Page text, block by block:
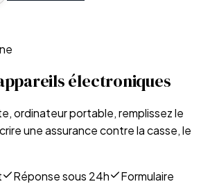
électroniques
ordinateur portable, remplissez le
une assurance contre la casse, le
Réponse sous 24h
Formulaire